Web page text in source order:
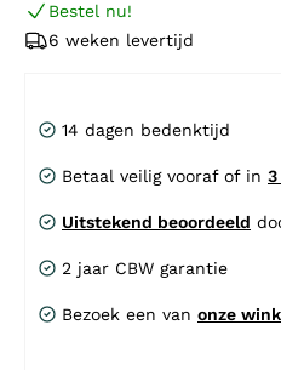
Bestel nu!
6 weken levertijd
14 dagen bedenktijd
Betaal veilig vooraf of in
Uitstekend beoordeeld
2 jaar CBW garantie
Bezoek een van onze